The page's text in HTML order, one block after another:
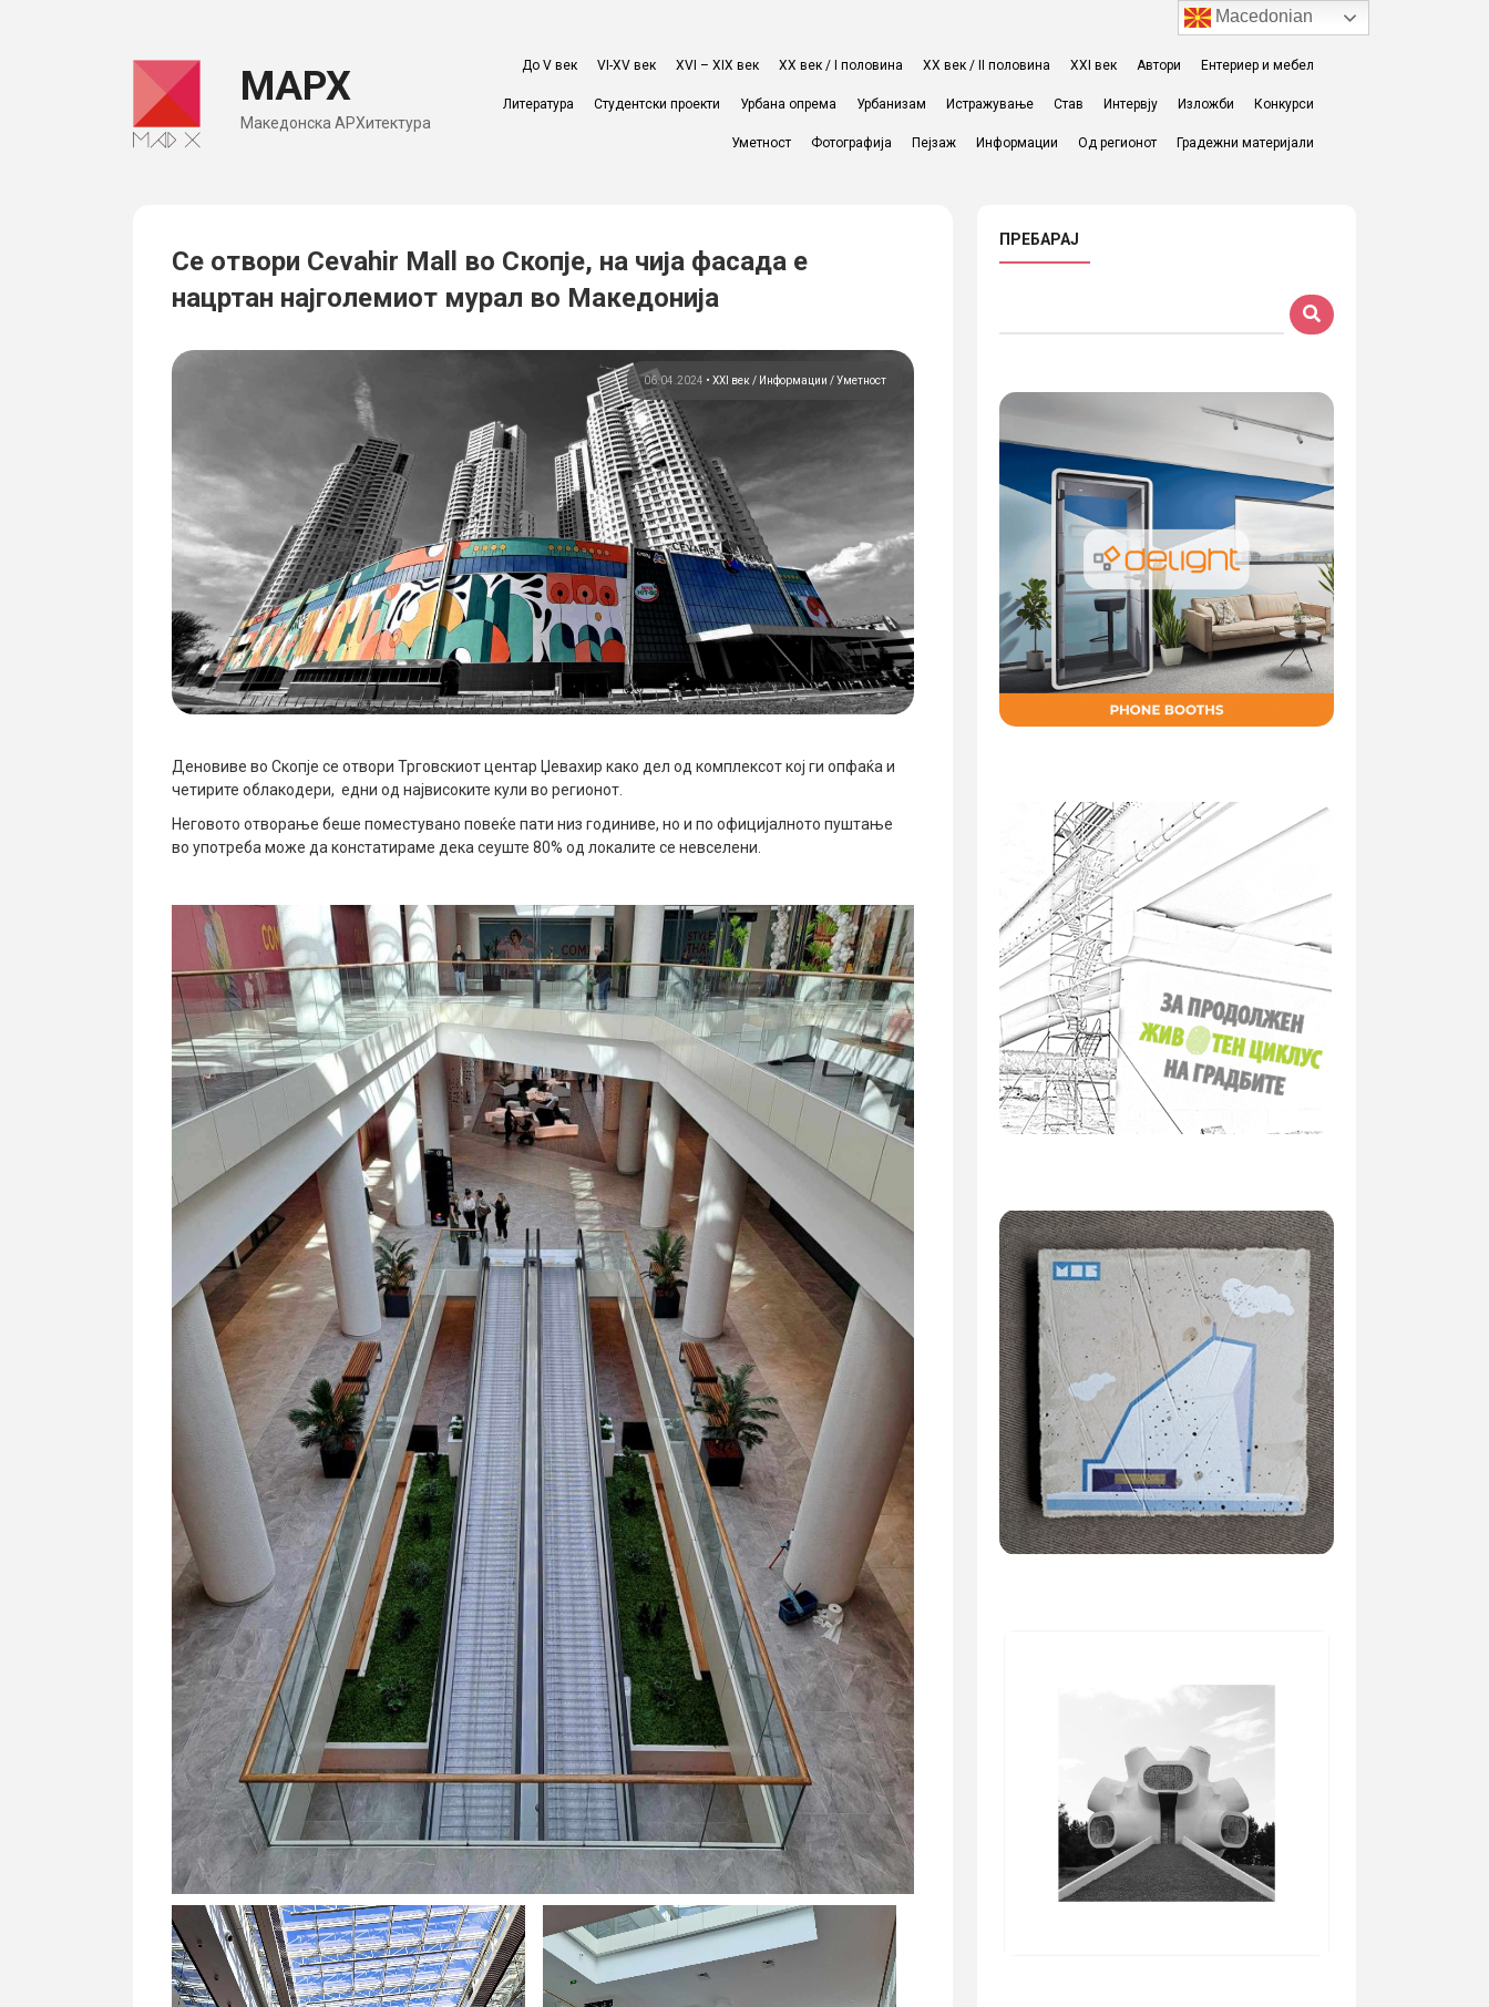
МАРХ
Македонска АРХитектура
До V век VI-XV век XVI – XIX век ХХ век / I половина ХХ век / II половина XXI век Автори Ентериер и мебел
Литература Студентски проекти Урбана опрема Урбанизам Истражување Став Интервју Изложби Конкурси
Уметност Фотографија Пејзаж Информации Од регионот Градежни материјали
Се отвори Cevahir Mall во Скопје, на чија фасада е
нацртан најголемиот мурал во Македонија
06.04.2024 • XXI век Информации Уметност
Деновиве во Скопје се отвори Трговскиот центар Џевахир како дел од комплексот кој ги опфаќа и
четирите облакодери, едни од највисоките кули во регионот.
Неговото отворање беше поместувано повеќе пати низ годиниве, но и по официјалното пуштање
во употреба може да констатираме дека сеуште 80% од локалите се невселени.
ПРЕБАРАЈ
Macedonian